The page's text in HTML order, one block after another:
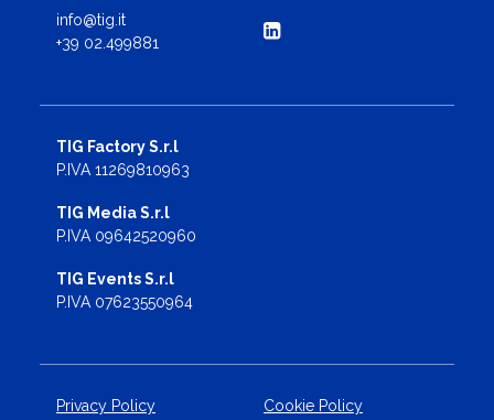
info@tig.it
+39 02.499881
TIG Factory S.r.l
P.IVA 11269810963
TIG Media S.r.l
P.IVA 09642520960
TIG Events S.r.l
P.IVA 07623550964
Privacy Policy Cookie Policy